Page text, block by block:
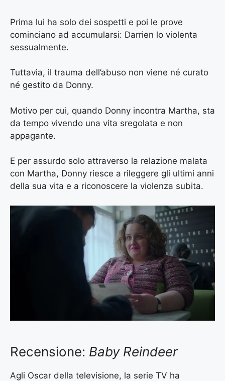
Prima lui ha solo dei sospetti e poi le prove
cominciano ad accumularsi: Darrien lo violenta
sessualmente.
Tuttavia, il trauma dell’abuso non viene né curato
né gestito da Donny.
Motivo per cui, quando Donny incontra Martha, sta
da tempo vivendo una vita sregolata e non
appagante.
E per assurdo solo attraverso la relazione malata
con Martha, Donny riesce a rileggere gli ultimi anni
della sua vita e a riconoscere la violenza subita.
Recensione: Baby Reindeer
Agli Oscar della televisione, la serie TV ha